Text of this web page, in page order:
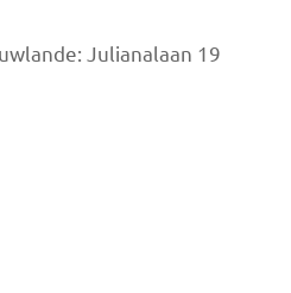
Julianalaan 19